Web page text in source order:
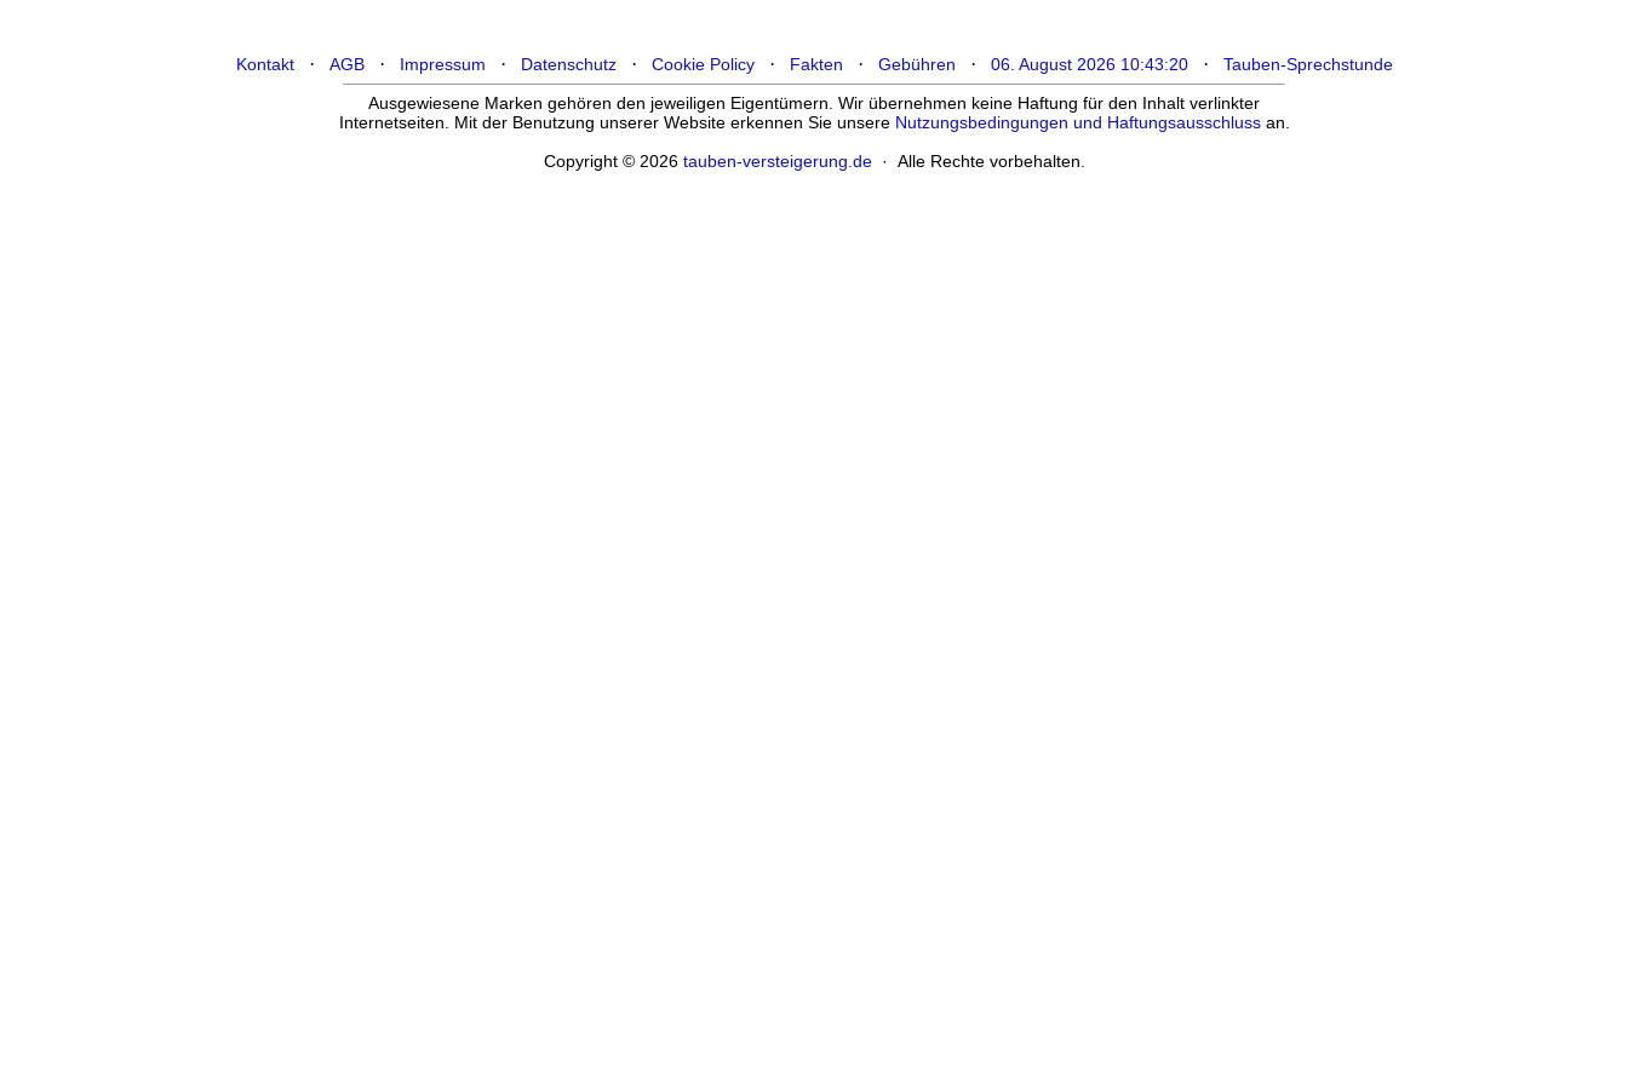
Kontakt· AGB· Impressum · Datenschutz· Cookie Policy· Fakten · Gebühren · 06. August 2026 10:43:20· Tauben-Sprechstunde
Ausgewiesene Marken gehören den jeweiligen Eigentümern. Wir übernehmen keine Haftung für den Inhalt verlinkter
Internetseiten. Mit der Benutzung unserer Website erkennen Sie unsere Nutzungsbedingungen und Haftungsausschlussan.
Copyright © 2026 tauben-versteigerung.de· Alle Rechte vorbehalten.